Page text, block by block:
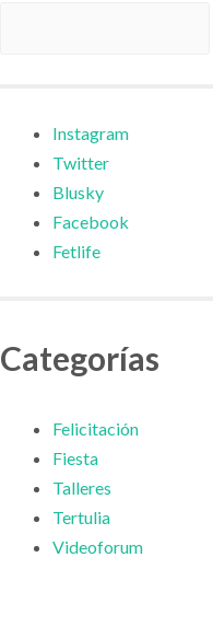
Instagram
Twitter
Blusky
Facebook
Fetlife
Categorías
Felicitación
Fiesta
Talleres
Tertulia
Videoforum